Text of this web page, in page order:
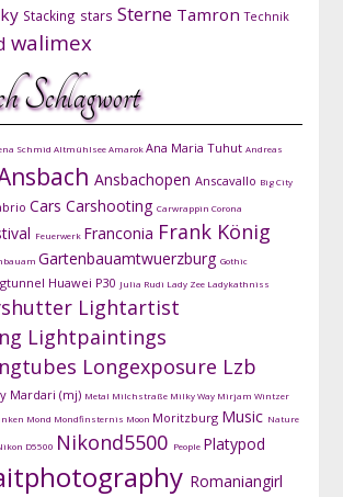
Stacking stars Sterne Tamron Technik
walimex
Schlagwort
Schmid AltmühlseeAmarokAna Maria Tuhut Andreas
Ansbachopen Anscavallo Big City
Cars Carshooting Carwrappin Corona
Feuerwerk Franconia Frank König
Gartenbauamtwuerzburg Gothic
Huawei P30 Julia Rudi Lady Zee Ladykathniss
Lightartist
Lightpaintings
Longexposure Lzb
Mardari (mj) Metal Milchstraße Milky Way Mirjam Wintzer
Mond Mondfinsternis Moon Moritzburg Music Nature
D5500 Nikond5500 People Platypod
Romaniangirl